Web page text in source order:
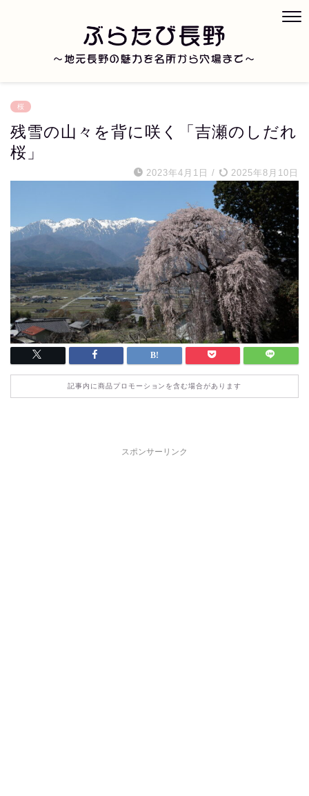
桜
残雪の山々を背に咲く「吉瀬のしだれ
桜」
2023年4月1日 / 2025年8月10日
記事内に商品プロモーションを含む場合があります
スポンサーリンク